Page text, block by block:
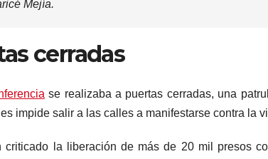
Mejía.
cerradas
se realizaba a puertas cerradas, una
impide salir a las calles a manifestarse contra la
criticado la liberación de más de 20 mil presos